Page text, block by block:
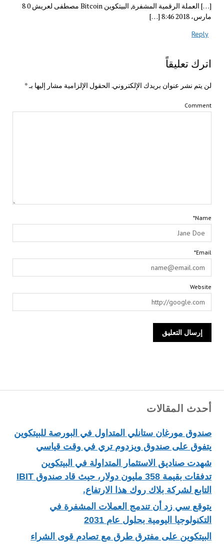
أحدث المقالات
صندوق مورغان ستانلي المتداول في البورصة للبيتكوين
يتفوق على صندوق ويزدوم تري في وقت قياسي
شهدت صناديق الاستثمار المتداولة في البيتكوين
تدفقات بقيمة 358 مليون دولار، حيث قاد صندوق IBIT
التابع لشركة بلاك روك هذا الارتفاع.
يتوقع سي زد أن تندمج العملات المشفرة في
التكنولوجيا اليومية بحلول عام 2031
البيتكوين على مفترق طرق مع تصادم قوى الشراء
[…] العملة الرقمية المشفرة, البيتكوين Bitcoin مصطفى لعريش 0 8
مارس، 2018 8:46 […]
Reply
اترك تعليقاً
لن يتم نشر عنوان بريدك الإلكتروني. الحقول الإلزامية مشار إليها بـ*
Comment
Name*
Email*
Website